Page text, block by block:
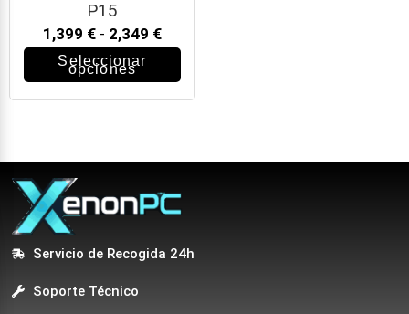
P15
1,399 € - 2,349 €
Seleccionar
opciones
Servicio de Recogida 24h
Soporte Técnico